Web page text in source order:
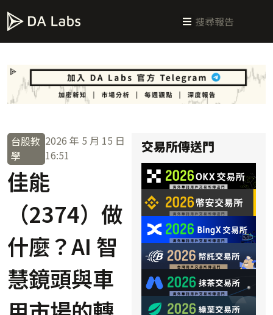
台股教
學
2026 年 5 月 15 日
16:51
佳能
（2374）做
什麼？AI 智
慧鏡頭與車
交易所傳送門